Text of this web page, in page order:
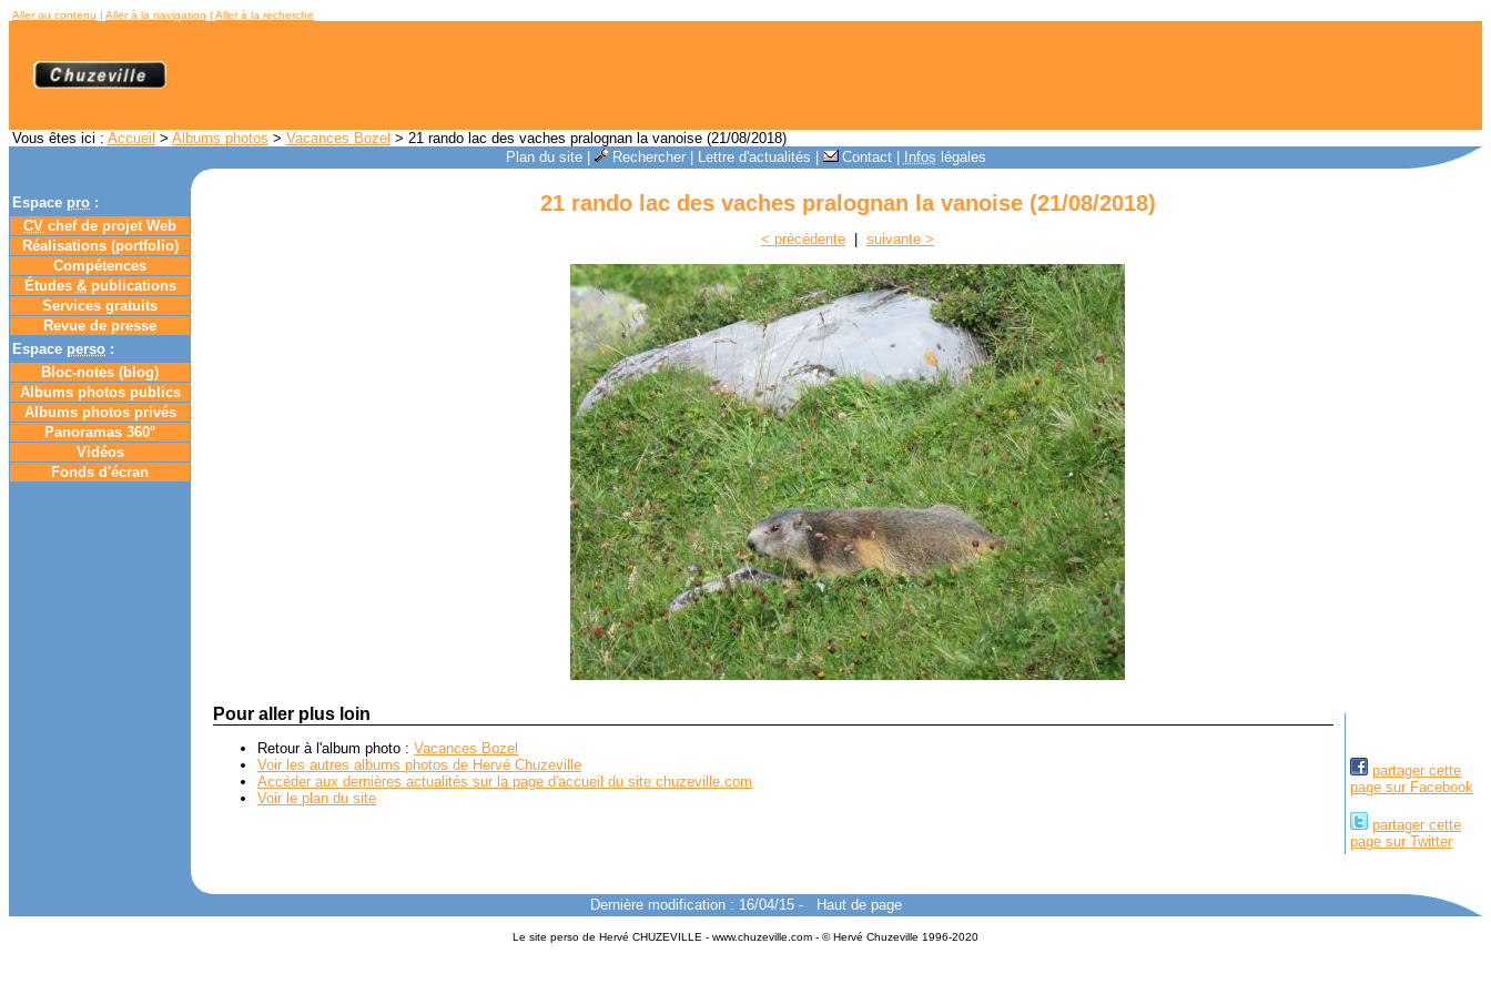
Aller au contenu | Aller à la navigation | Aller à la recherche
Vous êtes ici : Accueil > Albums photos > Vacances Bozel > 21 rando lac des vaches pralognan la vanoise (21/08/2018)
Plan du site| Rechercher| Lettre d'actualités Contact| Infos légales
Espace pro :
CV chef de projet Web
Réalisations (portfolio)
Compétences
Études &publications
Services gratuits
Revue de presse
Espace perso :
Bloc-notes (blog)
Albums photos publics
Albums photos privés
Panoramas 360°
Vidéos
Fonds d'écran
21 rando lac des vaches pralognan la vanoise (21/08/2018)
< précédente suivante >
partager cette
page sur Facebook
partager cette
page sur Twitter
Pour aller plus loin
Retour à l'album photo : Vacances Bozel
Voir les autres albums photos de Hervé Chuzeville
Accéder aux dernières actualités sur la page d'accueil du site chuzeville.com
Voir le plan du site
Dernière modification : 16/04/15- Haut de page
Le site perso de Hervé CHUZEVILLE - www.chuzeville.com - © Hervé Chuzeville 1996-2020